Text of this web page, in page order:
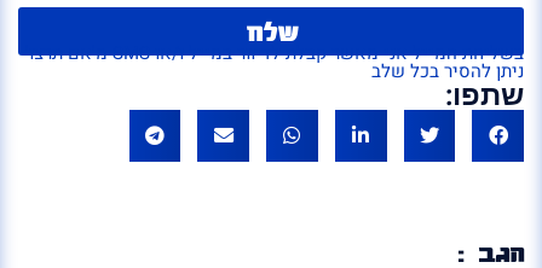
שלח
בשליחת המייל אני מאשר קבלת לדיוור במייל ו/או SMS מ'אם תרצו'
ניתן להסיר בכל שלב
שתפו:
הגב :